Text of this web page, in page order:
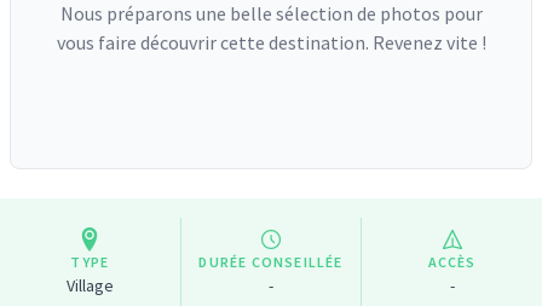
Nous préparons une belle sélection de photos pour
vous faire découvrir cette destination. Revenez vite !
TYPE
Village
DURÉE CONSEILLÉE
-
ACCÈS
-